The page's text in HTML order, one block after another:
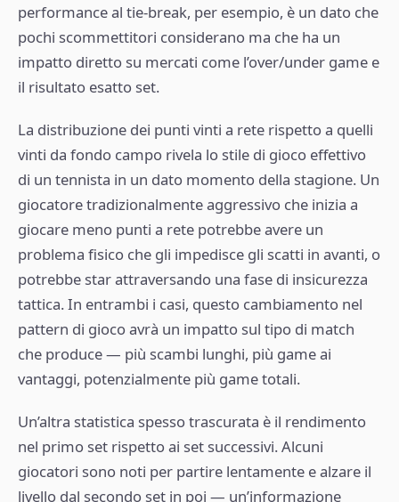
performance al tie-break, per esempio, è un dato che
pochi scommettitori considerano ma che ha un
impatto diretto su mercati come l’over/under game e
il risultato esatto set.
La distribuzione dei punti vinti a rete rispetto a quelli
vinti da fondo campo rivela lo stile di gioco effettivo
di un tennista in un dato momento della stagione. Un
giocatore tradizionalmente aggressivo che inizia a
giocare meno punti a rete potrebbe avere un
problema fisico che gli impedisce gli scatti in avanti, o
potrebbe star attraversando una fase di insicurezza
tattica. In entrambi i casi, questo cambiamento nel
pattern di gioco avrà un impatto sul tipo di match
che produce — più scambi lunghi, più game ai
vantaggi, potenzialmente più game totali.
Un’altra statistica spesso trascurata è il rendimento
nel primo set rispetto ai set successivi. Alcuni
giocatori sono noti per partire lentamente e alzare il
livello dal secondo set in poi — un’informazione